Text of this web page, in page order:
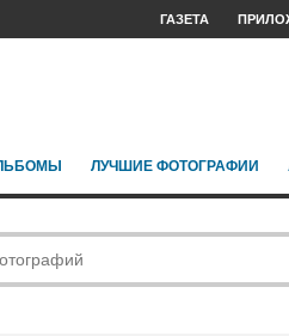
ГАЗЕТА
ЛУЧШИЕ ФОТОГРАФИИ